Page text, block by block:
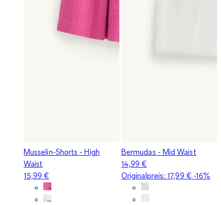
Musselin-Shorts - High
Waist
15,99 €
Bermudas - Mid Waist
14,99 €
Originalpreis:17,99 €-16%